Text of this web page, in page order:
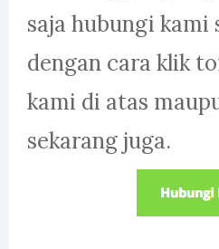
saja hubungi kami
dengan cara klik
kami di atas
sekarang juga.